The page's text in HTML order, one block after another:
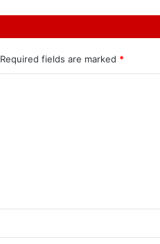
Required fields are marked *